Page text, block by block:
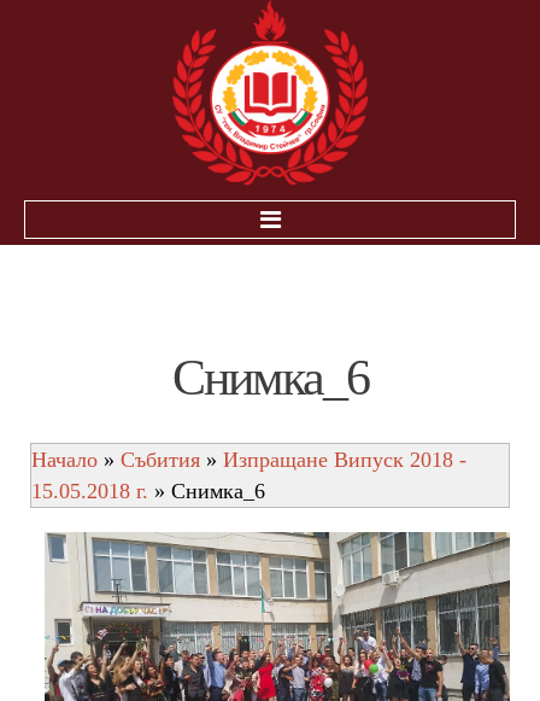
РАБОТА В УСЛОВИЯТА НА COVID-19
ПОЛЕЗНА ИНФOРМАЦИЯ
ДЗИ
ПОПРАВИТЕЛНА СЕСИЯ
ПРИЕМ НСА
ЕЛЕКТРОНЕН ДНЕВНИК
ОБЩЕЖИТИЕ
УЧЕБНИЦИ
СТИПЕНДИИ
ДИСТАНЦИОННО ОБУЧЕНИЕ
Снимка_6
Начало » Събития » Изпращане Випуск 2018 -
15.05.2018 г. » Снимка_6